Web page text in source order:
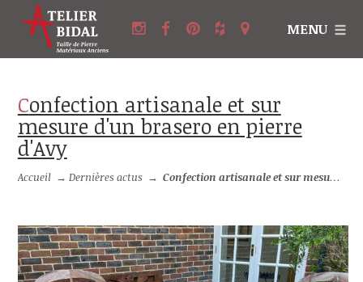
MENU
Confection artisanale et sur
mesure d'un brasero en pierre
d'Avy
Accueil → Dernières actus → Confection artisanale et sur mesure d'un brasero en pierre d'Avy